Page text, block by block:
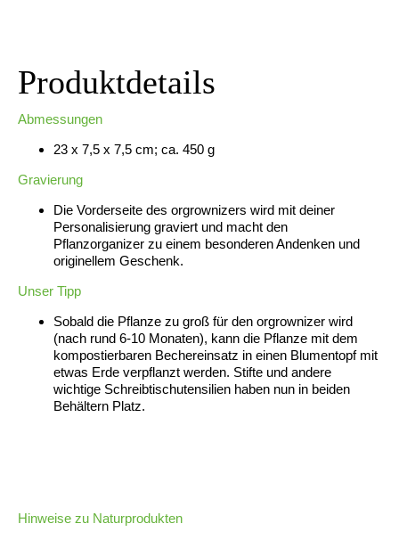
Produktdetails
Abmessungen
23 x 7,5 x 7,5 cm; ca. 450 g
Gravierung
Die Vorderseite des orgrownizers wird mit deiner
Personalisierung graviert und macht den
Pflanzorganizer zu einem besonderen Andenken und
originellem Geschenk.
Unser Tipp
Sobald die Pflanze zu groß für den orgrownizer wird
(nach rund 6-10 Monaten), kann die Pflanze mit dem
kompostierbaren Bechereinsatz in einen Blumentopf mit
etwas Erde verpflanzt werden. Stifte und andere
wichtige Schreibtischutensilien haben nun in beiden
Behältern Platz.
Hinweise zu Naturprodukten